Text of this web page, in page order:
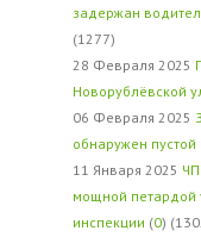
задержан
(1277)
28 Февраля 2025
Новорублёвской
06 Февраля 2025
обнаружен пустой
11 Января 2025
мощной петардой
инспекции (0)